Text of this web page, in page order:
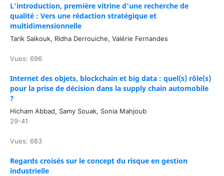
L’introduction, première vitrine d’une recherche de
qualité : Vers une rédaction stratégique et
multidimensionnelle
Tarik Saikouk, Ridha Derrouiche, Valérie Fernandes
Vues: 696
Internet des objets, blockchain et big data : quel(s) rôle(s)
pour la prise de décision dans la supply chain automobile
?
Hicham Abbad, Samy Souak, Sonia Mahjoub
29-41
Vues: 683
Regards croisés sur le concept du risque en gestion
industrielle